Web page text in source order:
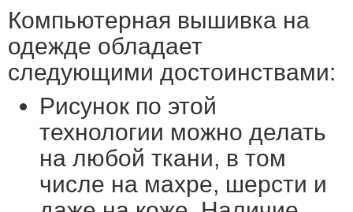
Компьютерная вышивка на
одежде обладает
следующими достоинствами:
Рисунок по этой
технологии можно делать
на любой ткани, в том
числе на махре, шерсти и